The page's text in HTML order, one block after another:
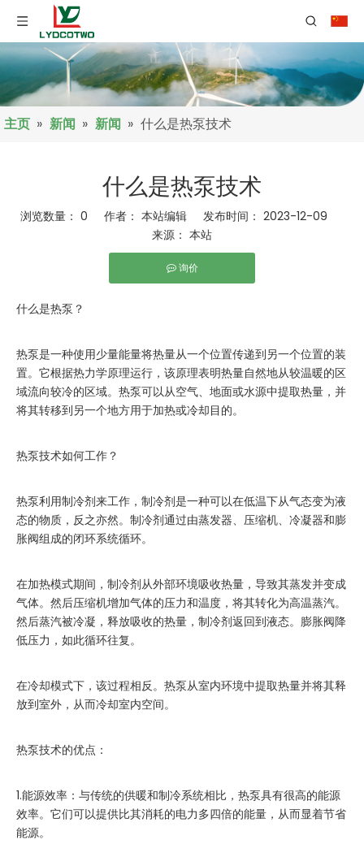
主页 » 新闻 » 新闻 » 什么是热泵技术
什么是热泵技术
浏览数量： 0 作者： 本站编辑 发布时间： 2023-12-09
来源： 本站
询价
什么是热泵？
热泵是一种使用少量能量将热量从一个位置传递到另一个位置的装
置。它根据热力学原理运行，该原理表明热量自然地从较温暖的区
域流向较冷的区域。热泵可以从空气、地面或水源中提取热量，并
将其转移到另一个地方用于加热或冷却目的。
热泵技术如何工作？
热泵利用制冷剂来工作，制冷剂是一种可以在低温下从气态变为液
态的物质，反之亦然。制冷剂通过由蒸发器、压缩机、冷凝器和膨
胀阀组成的闭环系统循环。
在加热模式期间，制冷剂从外部环境吸收热量，导致其蒸发并变成
气体。然后压缩机增加气体的压力和温度，将其转化为高温蒸汽。
然后蒸汽被冷凝，释放吸收的热量，制冷剂返回到液态。膨胀阀降
低压力，如此循环往复。
在冷却模式下，该过程相反。热泵从室内环境中提取热量并将其释
放到室外，从而冷却室内空间。
热泵技术的优点：
1.能源效率：与传统的供暖和制冷系统相比，热泵具有很高的能源
效率。它们可以提供比其消耗的电力多四倍的能量，从而显着节省
能源。